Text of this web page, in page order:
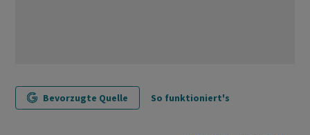
Bevorzugte Quelle So funktioniert's